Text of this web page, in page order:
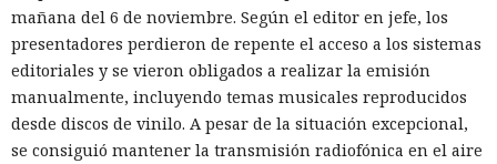
mañana del 6 de noviembre. Según el editor en jefe, los
presentadores perdieron de repente el acceso a los sistemas
editoriales y se vieron obligados a realizar la emisión
manualmente, incluyendo temas musicales reproducidos
desde discos de vinilo. A pesar de la situación excepcional,
se consiguió mantener la transmisión radiofónica en el aire